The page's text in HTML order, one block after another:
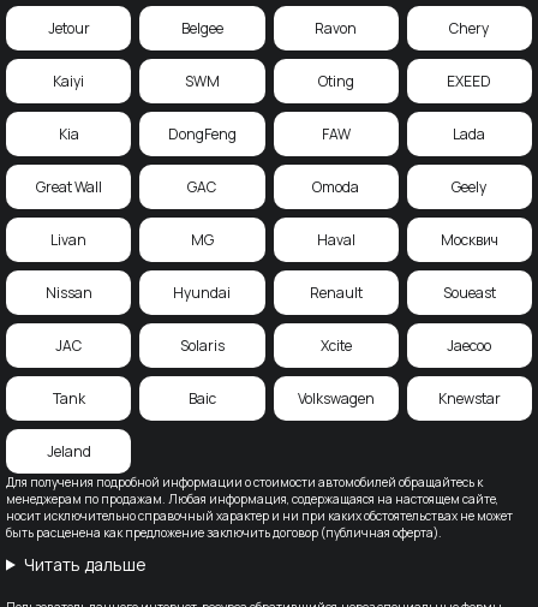
Для получения подробной информации о стоимости автомобилей обращайтесь к
менеджерам по продажам. Любая информация, содержащаяся на настоящем сайте,
носит исключительно справочный характер и ни при каких обстоятельствах не может
быть расценена как предложение заключить договор (публичная оферта).
Читать дальше
Jetour Belgee Ravon Chery
Kaiyi SWM Oting EXEED
Kia DongFeng FAW Lada
Great Wall GAC Omoda Geely
Livan MG Haval Москвич
Nissan Hyundai Renault Soueast
JAC Solaris Xcite Jaecoo
Tank Baic Volkswagen Knewstar
Jeland